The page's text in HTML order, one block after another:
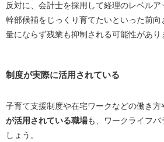
反対に、会計士を採用して経理のレベル
幹部候補をじっくり育てたいといった前
量にならず残業も抑制される可能性があり
制度が実際に活用されている
子育て支援制度や在宅ワークなどの働き方
が活用されている職場も、ワークライフ
しょう。